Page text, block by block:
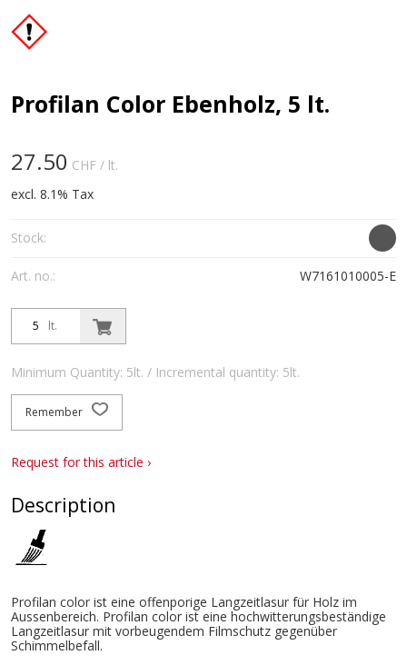
Profilan Color Ebenholz, 5 lt.
27.50 CHF / lt.
excl. 8.1% Tax
Stock:
Art. no.: W7161010005-E
lt.
Minimum Quantity: 5lt. / Incremental quantity: 5lt.
Remember
Request for this article ›
Description
Profilan color ist eine offenporige Langzeitlasur für Holz im
Aussenbereich. Profilan color ist eine hochwitterungsbeständige
Langzeitlasur mit vorbeugendem Filmschutz gegenüber
Schimmelbefall.